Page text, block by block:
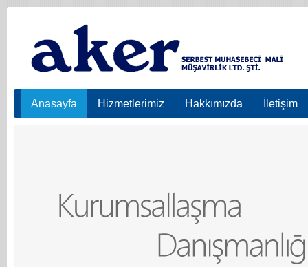
Anasayfa Hizmetlerimiz Hakkımızda İletişim